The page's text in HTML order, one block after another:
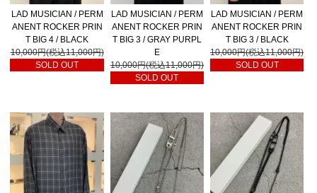
LAD MUSICIAN / PERM
ANENT ROCKER PRIN
T BIG 4 / BLACK
10,000円(税込11,000円)
SOLD OUT
LAD MUSICIAN / PERM
ANENT ROCKER PRIN
T BIG 3 / GRAY PURPL
E
10,000円(税込11,000円)
SOLD OUT
LAD MUSICIAN / PERM
ANENT ROCKER PRIN
T BIG 3 / BLACK
10,000円(税込11,000円)
SOLD OUT